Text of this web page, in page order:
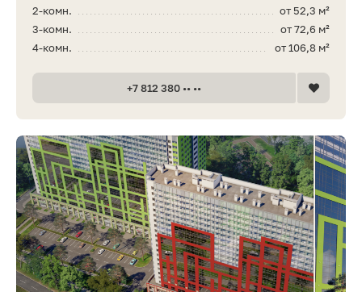
от 52,3 м²
2-комн.
от 72,6 м²
3-комн.
от 106,8 м²
4-комн.
+7 812 380 •• ••